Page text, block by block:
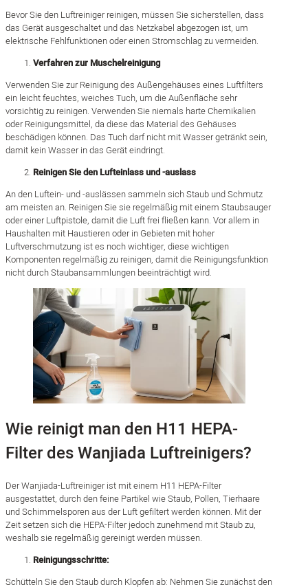
Bevor Sie den Luftreiniger reinigen, müssen Sie sicherstellen, dass
das Gerät ausgeschaltet und das Netzkabel abgezogen ist, um
elektrische Fehlfunktionen oder einen Stromschlag zu vermeiden.
Verfahren zur Muschelreinigung
Verwenden Sie zur Reinigung des Außengehäuses eines Luftfilters
ein leicht feuchtes, weiches Tuch, um die Außenfläche sehr
vorsichtig zu reinigen. Verwenden Sie niemals harte Chemikalien
oder Reinigungsmittel, da diese das Material des Gehäuses
beschädigen können. Das Tuch darf nicht mit Wasser getränkt sein,
damit kein Wasser in das Gerät eindringt.
Reinigen Sie den Lufteinlass und -auslass
An den Luftein- und -auslässen sammeln sich Staub und Schmutz
am meisten an. Reinigen Sie sie regelmäßig mit einem Staubsauger
oder einer Luftpistole, damit die Luft frei fließen kann. Vor allem in
Haushalten mit Haustieren oder in Gebieten mit hoher
Luftverschmutzung ist es noch wichtiger, diese wichtigen
Komponenten regelmäßig zu reinigen, damit die Reinigungsfunktion
nicht durch Staubansammlungen beeinträchtigt wird.
Wie reinigt man den H11 HEPA-
Filter des Wanjiada Luftreinigers?
Der Wanjiada-Luftreiniger ist mit einem H11 HEPA-Filter
ausgestattet, durch den feine Partikel wie Staub, Pollen, Tierhaare
und Schimmelsporen aus der Luft gefiltert werden können. Mit der
Zeit setzen sich die HEPA-Filter jedoch zunehmend mit Staub zu,
weshalb sie regelmäßig gereinigt werden müssen.
Reinigungsschritte:
Schütteln Sie den Staub durch Klopfen ab: Nehmen Sie zunächst den